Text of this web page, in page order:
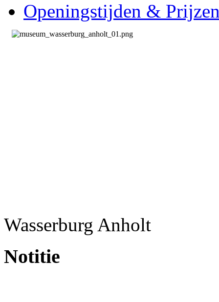
Openingstijden &
Wasserburg Anholt
Notitie